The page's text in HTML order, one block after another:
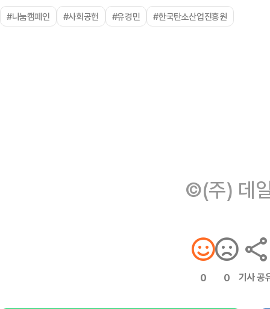
#나눔캠페인 #사회공헌 #유경민 #한국탄소산업진흥원
©(주) 데
0 0 기사 공